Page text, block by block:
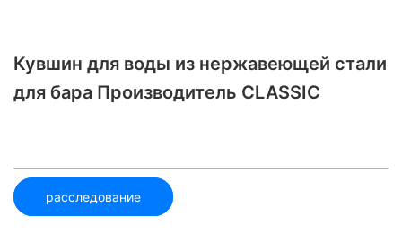
Кувшин для воды из нержавеющей стали
для бара Производитель CLASSIC
расследование